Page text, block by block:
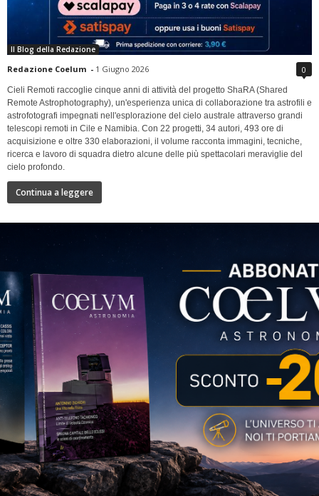
Il Blog della Redazione
Redazione Coelum - 1 Giugno 2026 0
Cieli Remoti raccoglie cinque anni di attività del progetto ShaRA (Shared
Remote Astrophotography), un'esperienza unica di collaborazione tra astrofili e
astrofotografi impegnati nell'esplorazione del cielo australe attraverso grandi
telescopi remoti in Cile e Namibia. Con 22 progetti, 34 autori, 493 ore di
acquisizione e oltre 330 elaborazioni, il volume racconta immagini, tecniche,
ricerca e lavoro di squadra dietro alcune delle più spettacolari meraviglie del
cielo profondo.
Continua a leggere